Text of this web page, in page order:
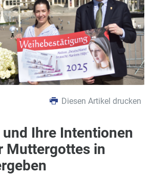
Diesen Artikel drucken
und Ihre Intentionen
Muttergottes in